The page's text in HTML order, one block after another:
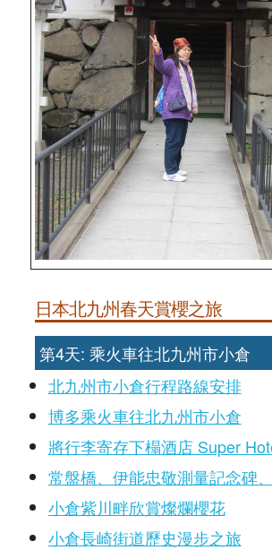
日本北九州春天賞櫻之旅
第4天: 乘火車往北九州市小倉
北九州市小倉行程路線安排
博多乘火車往北九州市小倉
將行李寄存下榻酒店 Super
常盤橋、伊能忠敬測量記念碑
小倉紫川畔欣賞燦爛櫻花
小倉長崎街道歷史漫步之旅